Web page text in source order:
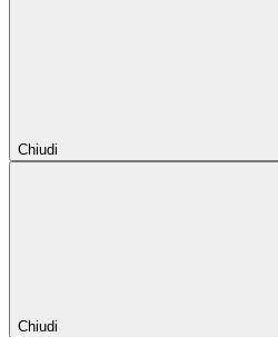
Chiudi
Chiudi